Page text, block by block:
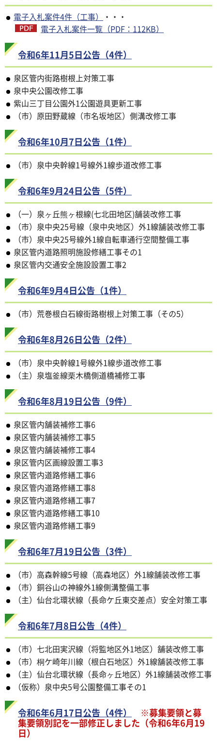
電子入札案件4件（工事）
・・・
電子入札案件一覧（PDF：112KB）
令和6年11月5日公告（4件）
泉区管内街路樹根上対策工事
泉中央公園改修工事
紫山三丁目公園外1公園遊具更新工事
（市）原田野蔵線（市名坂地区）側溝改修工事
令和6年10月7日公告（1件）
（市）泉中央幹線1号線外1線歩道改修工事
令和6年9月24日公告（5件）
（一）泉ヶ丘熊ヶ根線(七北田地区)舗装改修工事
（市）泉中央25号線（泉中央地区）外1線舗装改修工事
（市）泉中央25号線外1線自転車通行空間整備工事
泉区管内道路照明施設修繕工事その1
泉区管内交通安全施設設置工事2
令和6年9月4日公告（1件）
（市）荒巻根白石線街路樹根上対策工事（その5）
令和6年8月26日公告（2件）
（市）泉中央幹線1号線外1線歩道改修工事
（主）泉塩釜線栗木橋側道橋補修工事
令和6年8月19日公告（9件）
泉区管内舗装補修工事6
泉区管内舗装補修工事5
泉区管内舗装補修工事4
泉区管内区画線設置工事3
泉区管内道路修繕工事6
泉区管内道路修繕工事8
泉区管内道路修繕工事7
泉区管内道路修繕工事10
泉区管内道路修繕工事9
令和6年7月19日公告（3件）
（市）高森幹線5号線（高森地区）外1線舗装改修工事
（市）銅谷山の神線外1線側溝整備工事
（主）仙台北環状線（長命ケ丘東交差点）安全対策工事
令和6年7月8日公告（4件）
（市）七北田実沢線（将監地区外1地区）舗装改修工事
（市）桐ケ崎年川線（根白石地区）外1線舗装改修工事
（主）仙台北環状線（長命ヶ丘地区）外1線舗装改修工事
（仮称）泉中央5号公園整備工事その1
令和6年6月17日公告（4件）
※募集要領と募
集要領別記を一部修正しました（令和6年6月19
日）